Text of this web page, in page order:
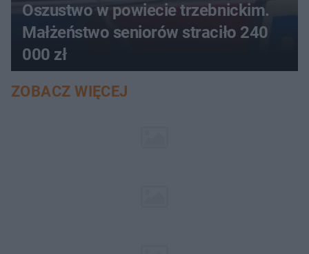
Oszustwo w powiecie trzebnickim.
Małżeństwo seniorów straciło 240
000 zł
ZOBACZ WIĘCEJ